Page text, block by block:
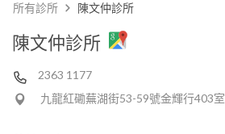
所有診所 陳文仲診所
陳文仲診所
2363 1177
九龍紅磡蕪湖街53-59號金輝行403室